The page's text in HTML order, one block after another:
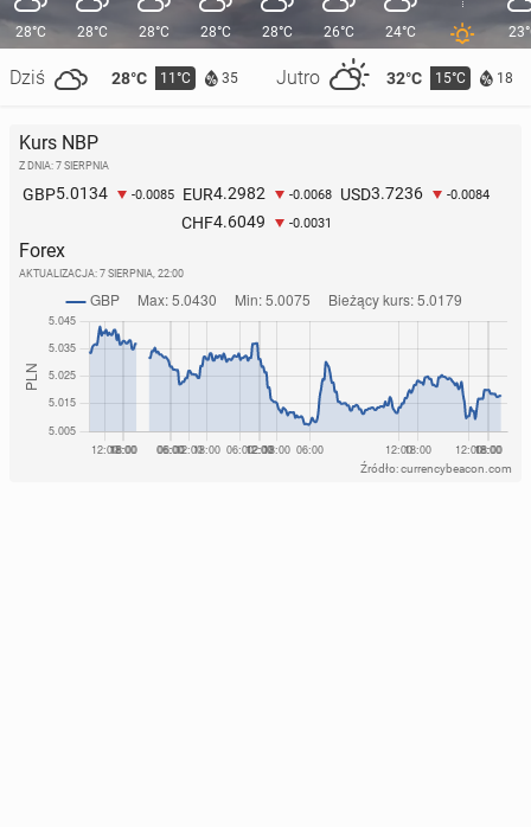
28°C
Dziś 28°C 11°C 35 Jutro 32°C 15°C 18
28°C 28°C 28°C 28°C 26°C 24°C
Kurs NBP
Z DNIA: 7 SIERPNIA
GBP5.0134 -0.0085 EUR4.2982 -0.0068 USD3.7236 -0.0084
CHF4.6049 -0.0031
Forex
AKTUALIZACJA: 7 SIERPNIA, 22:00
Źródło: currencybeacon.com